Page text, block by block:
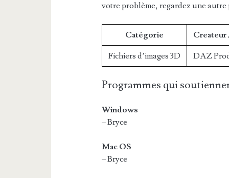
votre problème, regardez une autre
Catégorie
Fichiers d’images 3D DAZ
Programmes qui
Windows
– Bryce
Mac OS
– Bryce